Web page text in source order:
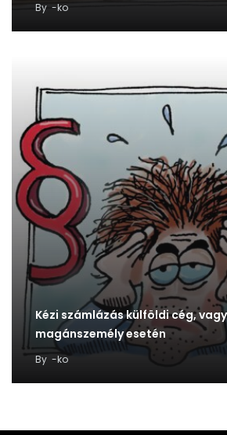
By -ko
Kézi számlázás külföldi cég, vagy
magánszemély esetén
By -ko